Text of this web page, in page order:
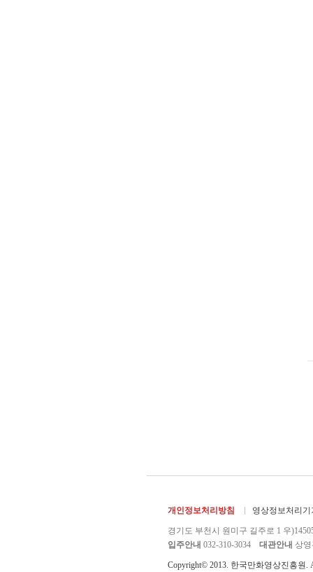
개인정보처리방침 영상정보처리기
경기도 부천시 원미구 길주로 1 우
입주안내 032-310-3034 대관안내 상영
Copyright© 2013. 한국만화영상진흥원.